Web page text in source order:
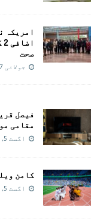
امريکہ
صحت
جولائی 27, 2022
فیصل
مقامی
اگست 5, 2026
کامن
اگست 5, 2026